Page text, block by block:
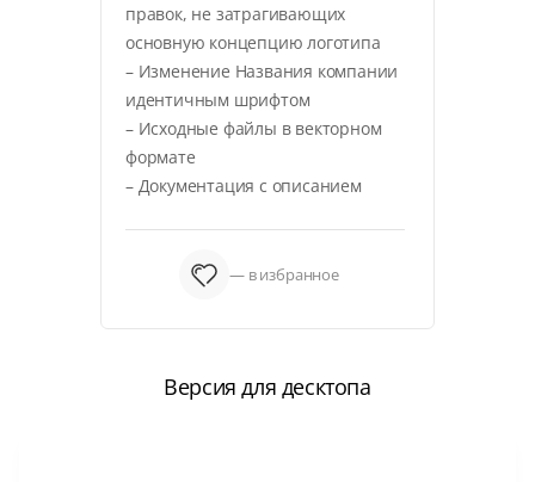
правок, не затрагивающих
основную концепцию логотипа
– Изменение Названия компании
идентичным шрифтом
– Исходные файлы в векторном
формате
– Документация с описанием
— в избранное
Версия для десктопа